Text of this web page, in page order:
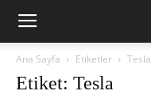
Ana Sayfa Etiketler Tesla
Etiket: Tesla